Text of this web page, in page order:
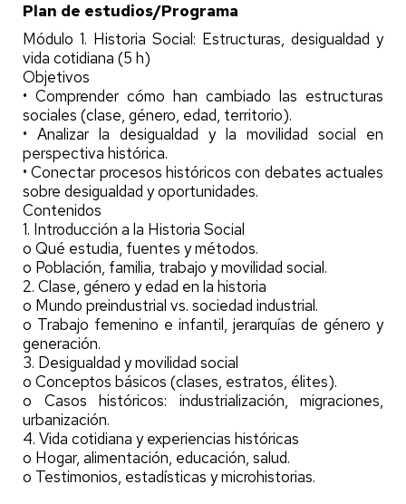
Plan de estudios/Programa
Módulo 1. Historia Social: Estructuras, desigualdad y
vida cotidiana (5 h)
Objetivos
• Comprender cómo han cambiado las estructuras
sociales (clase, género, edad, territorio).
• Analizar la desigualdad y la movilidad social en
perspectiva histórica.
• Conectar procesos históricos con debates actuales
sobre desigualdad y oportunidades.
Contenidos
1. Introducción a la Historia Social
o Qué estudia, fuentes y métodos.
o Población, familia, trabajo y movilidad social.
2. Clase, género y edad en la historia
o Mundo preindustrial vs. sociedad industrial.
o Trabajo femenino e infantil, jerarquías de género y
generación.
3. Desigualdad y movilidad social
o Conceptos básicos (clases, estratos, élites).
o Casos históricos: industrialización, migraciones,
urbanización.
4. Vida cotidiana y experiencias históricas
o Hogar, alimentación, educación, salud.
o Testimonios, estadísticas y microhistorias.